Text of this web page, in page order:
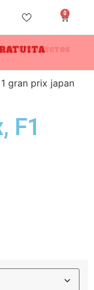
0
3 PRODUCTOS
F1